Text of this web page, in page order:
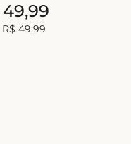
49,99
R$ 49,99